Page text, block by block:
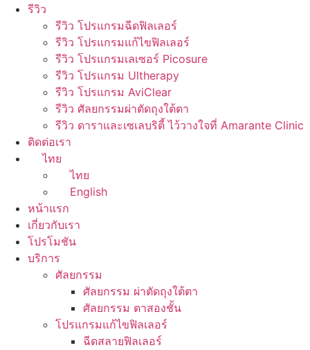
รีวิว
รีวิว โปรแกรมฉีดฟิลเลอร์
รีวิว โปรแกรมแก้ไขฟิลเลอร์
รีวิว โปรแกรมเลเซอร์ Picosure
รีวิว โปรแกรม Ultherapy
รีวิว โปรแกรม AviClear
รีวิว ศัลยกรรมผ่าตัดถุงใต้ตา
รีวิว ดาราและเซเลบริตี้ ไว้วางใจที่ Amarante Clinic
ติดต่อเรา
ไทย
ไทย
English
หน้าแรก
เกี่ยวกับเรา
โปรโมชัน
บริการ
ศัลยกรรม
ศัลยกรรม ผ่าตัดถุงใต้ตา
ศัลยกรรม ตาสองชั้น
โปรแกรมแก้ไขฟิลเลอร์
ฉีดสลายฟิลเลอร์